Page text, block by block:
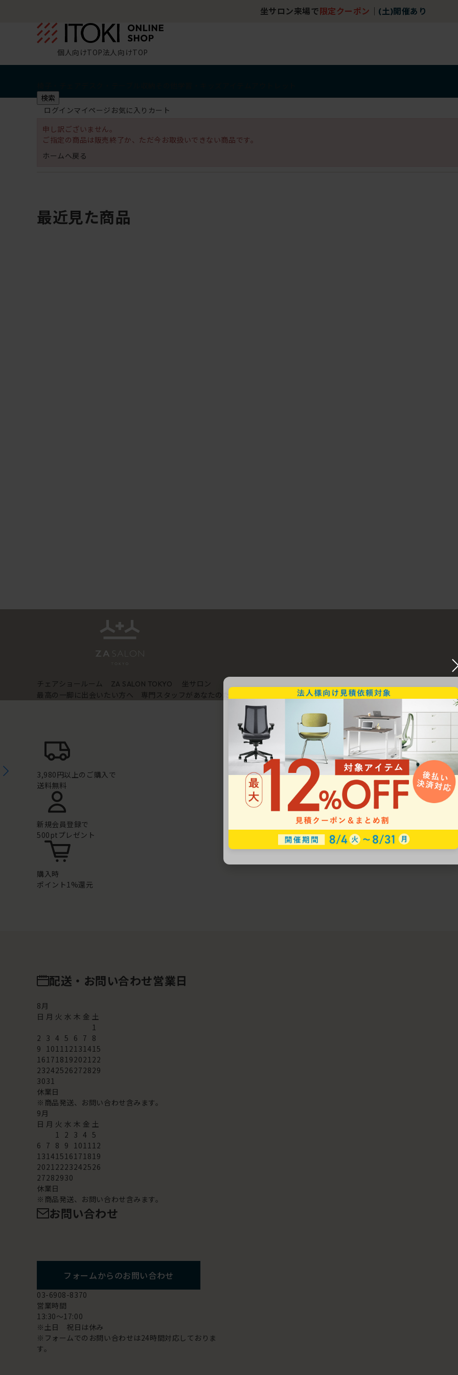
坐サロン来場で 限定クーポン (土)開催あり
個人向けTOP法人向けTOP
検索
ログインマイページ お気に入り カート
申し訳ございません。
ご指定の商品は販売終了か、ただ今お取扱いできない商品です。
ホームへ戻る
最近見た商品
チェアショールーム ZA SALON TOKYO
坐サロン
最高の一脚に出会いたい方へ 専門スタッフがあなたのための椅子選びをサポートいたします。
3,980円以上のご購入で
送料無料
新規会員登録で
500ptプレゼント
購入時
ポイント1%還元
配送・お問い合わせ営業日
8月
日 月 火 水 木 金 土
1
2 3 4 5 6 7 8
9 101112131415
16171819202122
23242526272829
3031
休業日
※商品発送、お問い合わせ含みます。
9月
日 月 火 水 木 金 土
1 2 3 4 5
6 7 8 9 101112
13141516171819
20212223242526
27282930
休業日
※商品発送、お問い合わせ含みます。
お問い合わせ
フォームからのお問い合わせ
03-6908-8370
営業時間
13:30～17:00
※土日 祝日は休み
※フォームでのお問い合わせは24時間対応しておりま
す。